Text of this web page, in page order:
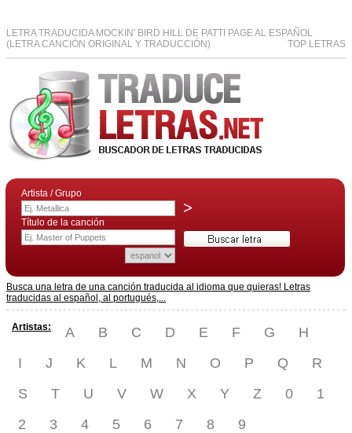
LETRA TRADUCIDA MOCKIN' BIRD HILL DE PATTI PAGE AL ESPAÑOL
(LETRA CANCIÓN ORIGINAL Y TRADUCCIÓN)
TOP LETRAS
Artista / Grupo
>
Título de la canción
Busca una letra de una canción traducida al idioma que quieras! Letras
traducidas al español, al portugués,...
Artistas: A B C D E F G
H
I
J K L M N O P Q
R
S
T U V W X Y Z 0
1
2
3 4 5 6 7 8 9